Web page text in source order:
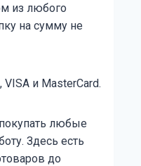
из любого
на сумму не
и MasterCard.
любые
Здесь есть
до